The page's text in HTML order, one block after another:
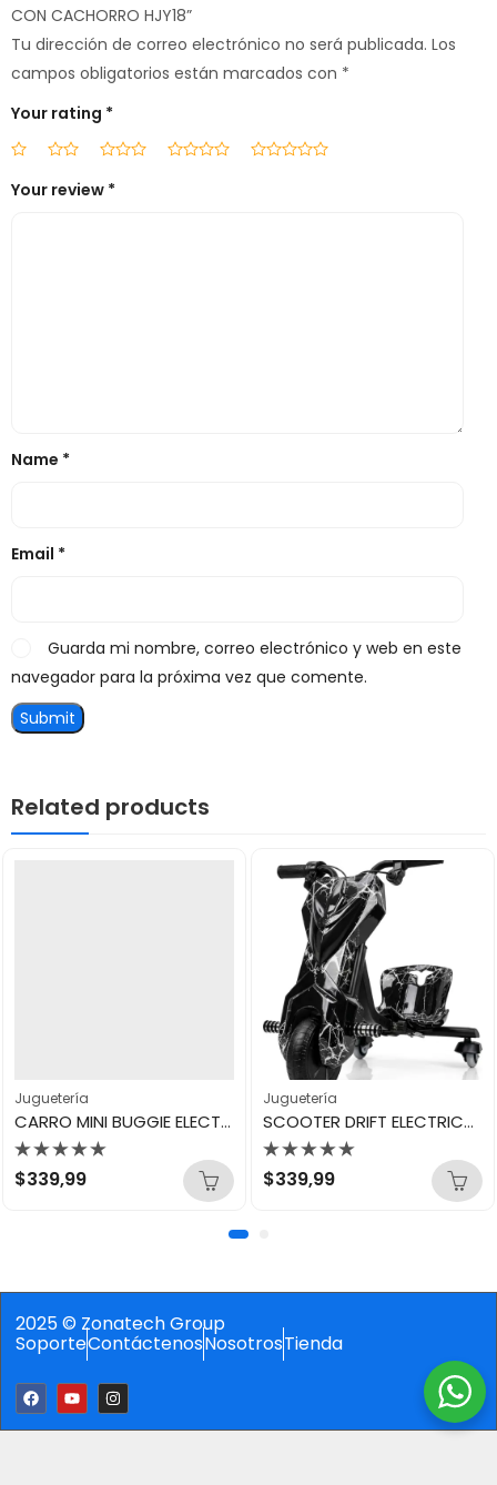
CON CACHORRO HJY18”
Tu dirección de correo electrónico no será publicada. Los
campos obligatorios están marcados con *
Your rating *
Your review *
Name *
Email *
Guarda mi nombre, correo electrónico y web en este
navegador para la próxima vez que comente.
Related products
Juguetería
CARRO MINI BUGGIE ELECTRICO
Valorado
con
$339,99
Juguetería
SCOOTER DRIFT ELECTRICO 360º
Valorado
con
$339,99
2025 © Zonatech Group
SoporteContáctenosNosotrosTienda